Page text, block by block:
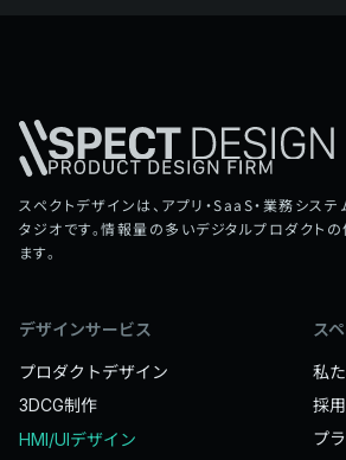
スペクトデザインは、アプリ・SaaS・業務シス
タジオです。情報量の多いデジタルプロダクト
ます。
デザインサービス
プロダクトデザイン
3DCG制作
HMI/UIデザイン
ス
私
採
プ